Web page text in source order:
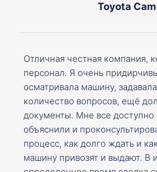
Toyota
Отличная честная компания,
персонал. Я очень
осматривала машину,
количество вопросов, ещё
документы. Мне все доступно
объяснили и
процесс, как долго ждать и
машину привозят и выдают. В